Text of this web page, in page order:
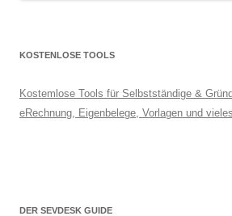
KOSTENLOSE TOOLS
Kostemlose Tools für Selbstständige &
eRechnung, Eigenbelege, Vorlagen und
DER SEVDESK GUIDE